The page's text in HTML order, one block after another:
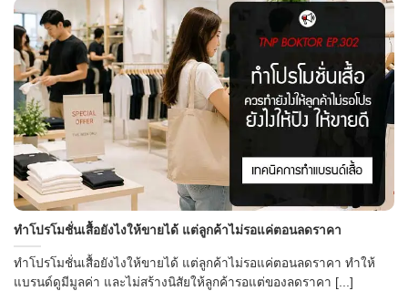
ทำโปรโมชั่นเสื้อยังไงให้ขายได้ แต่ลูกค้าไม่รอแค่ตอนลดราคา
ทำโปรโมชั่นเสื้อยังไงให้ขายได้ แต่ลูกค้าไม่รอแค่ตอนลดราคา ทำให้
แบรนด์ดูมีมูลค่า และไม่สร้างนิสัยให้ลูกค้ารอแต่ของลดราคา [...]